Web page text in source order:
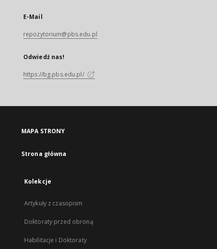
E-Mail
repozytorium@pbs.edu.pl
Odwiedź nas!
https://bg.pbs.edu.pl/
MAPA STRONY
Strona główna
Kolekcje
Artykuły z czasopism
Doktoraty przed obroną
Habilitacje i Doktoraty